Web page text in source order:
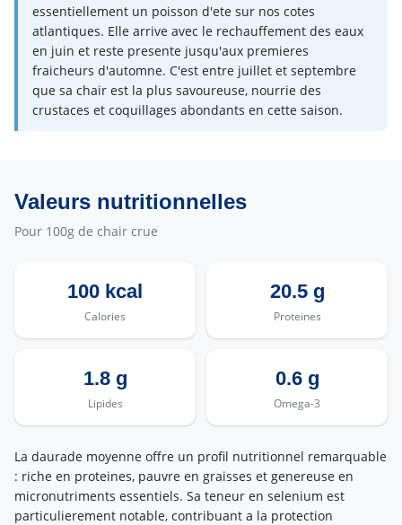
essentiellement un poisson d'ete sur nos cotes
atlantiques. Elle arrive avec le rechauffement des eaux
en juin et reste presente jusqu'aux premieres
fraicheurs d'automne. C'est entre juillet et septembre
que sa chair est la plus savoureuse, nourrie des
crustaces et coquillages abondants en cette saison.
Valeurs nutritionnelles
Pour 100g de chair crue
100 kcal
Calories
20.5 g
Proteines
1.8 g
Lipides
0.6 g
Omega-3
La daurade moyenne offre un profil nutritionnel remarquable
: riche en proteines, pauvre en graisses et genereuse en
micronutriments essentiels. Sa teneur en selenium est
particulierement notable, contribuant a la protection